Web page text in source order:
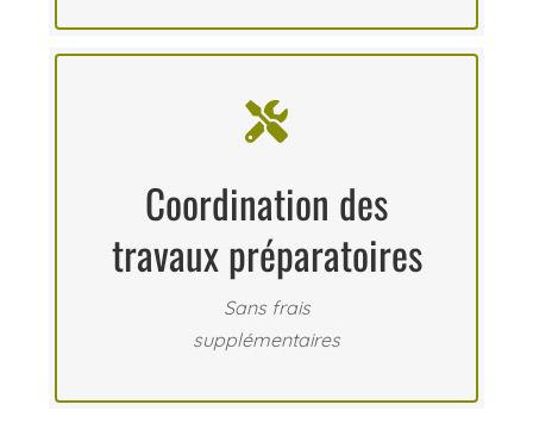

Coordination des
travaux préparatoires
Sans frais
supplémentaires